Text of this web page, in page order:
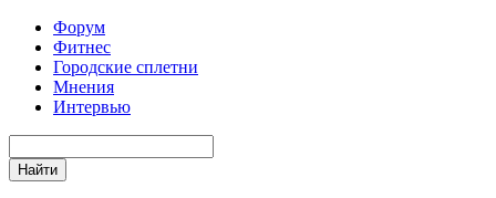
Форум
Фитнес
Городские сплетни
Мнения
Интервью
Найти